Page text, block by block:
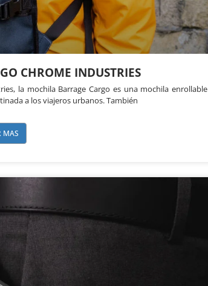
CHROME INDUSTRIES
la mochila Barrage Cargo es una mochila enrollable
a los viajeros urbanos. También
MAS